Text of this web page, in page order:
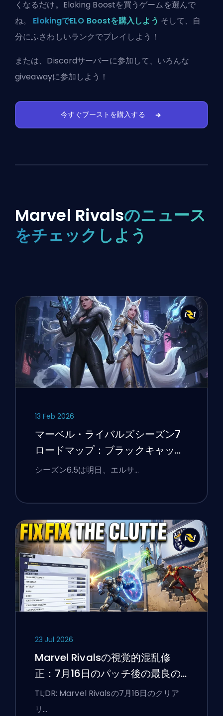
くなるだけ。Eloking Boostを買うゲームを選んで
ね。 ElokingでELO Boostを購入しよう そして、自
分にふさわしいランクでプレイしよう！
または、 Discordサーバーに参加して、いろんな
giveawayに参加しよう！
今すぐブーストを購入する
Marvel Rivalsのニュース
をチェックしよう
13 Feb 2026
マーベル・ライバルズシーズン7
ロードマップ：ブラックキャッ
ト、ホワイトフォックス、そして
シーズン6.5は明日、エルサ…
23 Jul 2026
Marvel Rivalsの視覚的混乱修
正：7月16日のパッチ後の最良の
競技設定
TL;DR: Marvel Rivalsの7月16日のクリア
リ…